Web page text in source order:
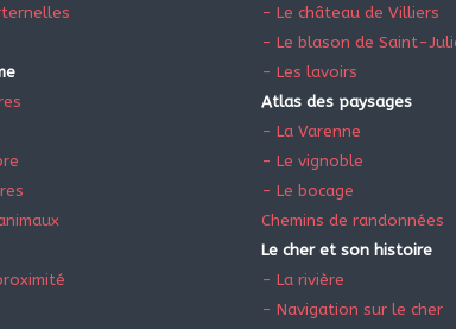
- Le château de Villiers
- Le blason de Saint-
- Les lavoirs
Atlas des paysages
- La Varenne
- Le vignoble
- Le bocage
Chemins de randonnées
Le cher et son histoire
- La rivière
- Navigation sur le cher